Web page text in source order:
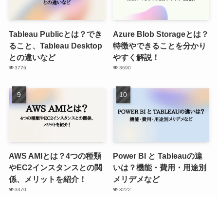
Tableau Publicとは？でき
ること、Tableau Desktop
との違いなど
3776
Azure Blob Storageとは？
特徴やできることを分かり
やすく解説！
3690
AWS AMIとは？4つの種類
やEC2インスタンスとの関
係、メリットを紹介！
3370
Power BI と Tableauの違
いは？機能・費用・用途別
メリデメなど
3222